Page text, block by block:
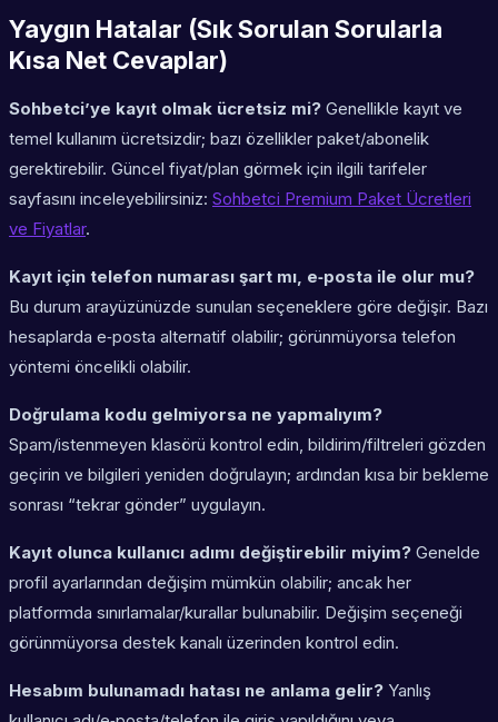
Yaygın Hatalar (Sık Sorulan Sorularla
Kısa Net Cevaplar)
Sohbetci’ye kayıt olmak ücretsiz mi? Genellikle kayıt ve
temel kullanım ücretsizdir; bazı özellikler paket/abonelik
gerektirebilir. Güncel fiyat/plan görmek için ilgili tarifeler
sayfasını inceleyebilirsiniz: Sohbetci Premium Paket Ücretleri
ve Fiyatlar.
Kayıt için telefon numarası şart mı, e‑posta ile olur mu?
Bu durum arayüzünüzde sunulan seçeneklere göre değişir. Bazı
hesaplarda e‑posta alternatif olabilir; görünmüyorsa telefon
yöntemi öncelikli olabilir.
Doğrulama kodu gelmiyorsa ne yapmalıyım?
Spam/istenmeyen klasörü kontrol edin, bildirim/filtreleri gözden
geçirin ve bilgileri yeniden doğrulayın; ardından kısa bir bekleme
sonrası “tekrar gönder” uygulayın.
Kayıt olunca kullanıcı adımı değiştirebilir miyim? Genelde
profil ayarlarından değişim mümkün olabilir; ancak her
platformda sınırlamalar/kurallar bulunabilir. Değişim seçeneği
görünmüyorsa destek kanalı üzerinden kontrol edin.
Hesabım bulunamadı hatası ne anlama gelir? Yanlış